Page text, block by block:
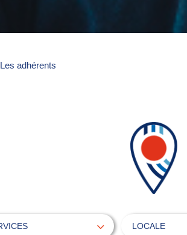
Les adhérents